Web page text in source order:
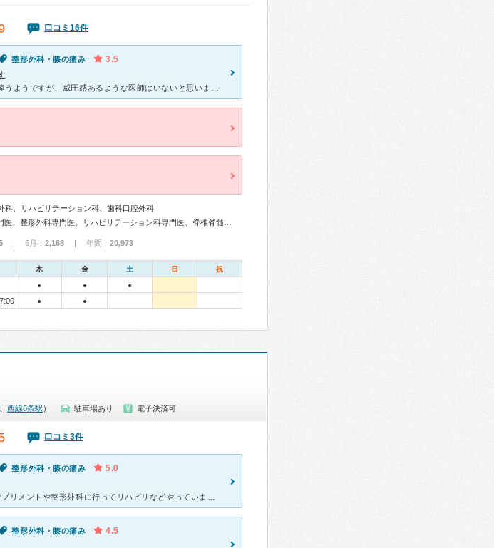
口コミ16件
整形外科・膝の痛み 3.5
科、リハビリテーション科、歯科口腔外科
| 6月： 2,168 | 年間： 20,973
木 金 土 日 祝
● ● ●
● ●
西線6条駅 ） 駐車場あり 電子決済可
口コミ3件
整形外科・膝の痛み 5.0
整形外科・膝の痛み 4.5